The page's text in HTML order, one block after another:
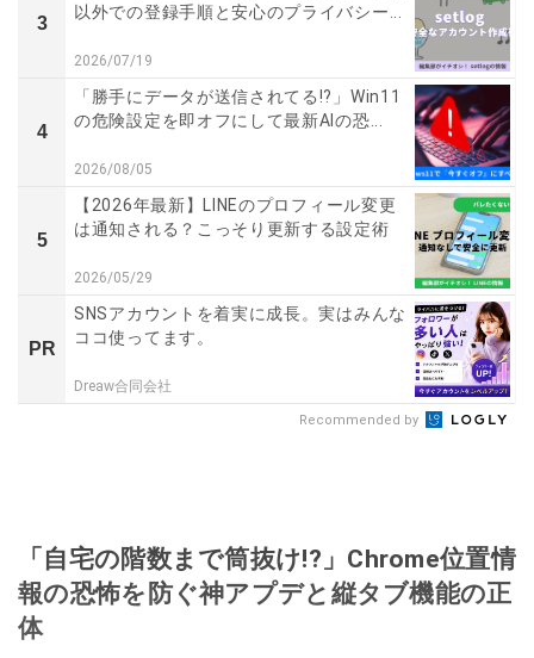
3
以外での登録手順と安心のプライバシー...
2026/07/19
4
「勝手にデータが送信されてる!?」Win11
の危険設定を即オフにして最新AIの恐...
2026/08/05
5
【2026年最新】LINEのプロフィール変更
は通知される？こっそり更新する設定術
2026/05/29
PR
SNSアカウントを着実に成長。実はみんな
ココ使ってます。
Dreaw合同会社
Recommended by
「自宅の階数まで筒抜け!?」Chrome位置情
報の恐怖を防ぐ神アプデと縦タブ機能の正
体